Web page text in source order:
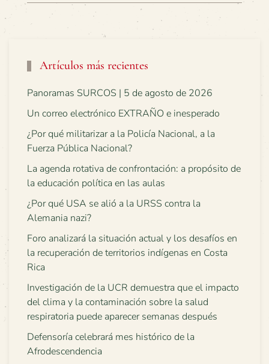
Artículos más recientes
Panoramas SURCOS | 5 de agosto de 2026
Un correo electrónico EXTRAÑO e inesperado
¿Por qué militarizar a la Policía Nacional, a la
Fuerza Pública Nacional?
La agenda rotativa de confrontación: a propósito de
la educación política en las aulas
¿Por qué USA se alió a la URSS contra la
Alemania nazi?
Foro analizará la situación actual y los desafíos en
la recuperación de territorios indígenas en Costa
Rica
Investigación de la UCR demuestra que el impacto
del clima y la contaminación sobre la salud
respiratoria puede aparecer semanas después
Defensoría celebrará mes histórico de la
Afrodescendencia